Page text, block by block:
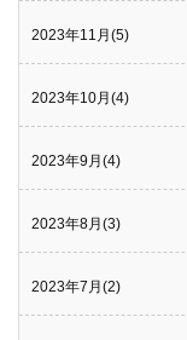
2023年11月(5)
2023年10月(4)
2023年9月(4)
2023年8月(3)
2023年7月(2)